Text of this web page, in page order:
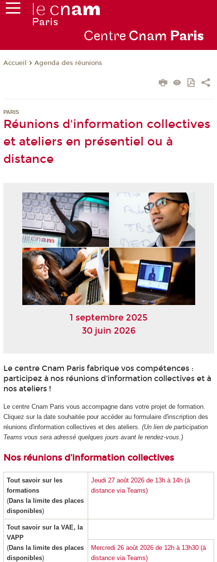
Centre Cnam Paris
Accueil Agenda des réunions
PARIS
Réunions d'information collectives
et ateliers en présentiel ou à
distance
1 septembre 2025
30 juin 2026
Le centre Cnam Paris fabrique vos compétences :
participez à nos réunions d’information collectives et à
nos ateliers !
Le centre Cnam Paris vous accompagne dans votre projet de formation.
Cliquez sur la date souhaitée pour accéder au formulaire d'inscription des
réunions d'information collectives et des ateliers. (Un lien de participation
Teams vous sera adressé quelques jours avant le rendez-vous.)
Nos réunions d'information collectives
Tout savoir sur les
formations
(Dans la limite des places
disponibles)
Jeudi 27 août 2026 de 13h à 14h (à
distance via Teams)
Tout savoir sur la VAE, la
VAPP
(Dans la limite des places
disponibles)
Mercredi 26 août 2026 de 12h à 13h30 (à
distance via Teams)